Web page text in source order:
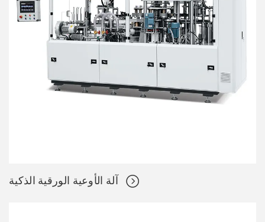
آلة الأوعية الورقية الذكية